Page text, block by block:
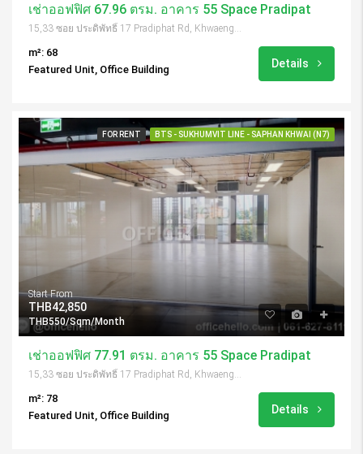
เช่าออฟฟิศ 67.96 ตรม. อาคาร 55 Space Pradipat
m²: 68
Featured Unit, Office Building
Details
FOR RENT BTS - SUKHUMVIT LINE - SAPHAN KHWAI (N7)
Start From
THB42,850
THB550/Sqm/Month
เช่าออฟฟิศ 77.91 ตรม. อาคาร 55 Space Pradipat
15,33 ซอย ประดิพัทธิ์ 17 Pradiphat Rd, Khwaeng Samsen Nai, Khet Phaya Thai, Krung Thep Maha Nakhon 10400, Thailand
m²: 78
Featured Unit, Office Building
Details